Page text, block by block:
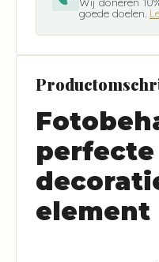
goede doelen.
perfecte
element